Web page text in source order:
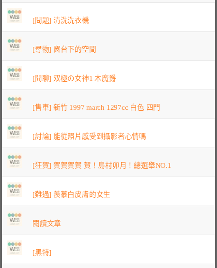
[問題] 清洗洗衣機
[尋物] 窗台下的空間
[閒聊] 双極の女神1 木魔爵
[售車] 新竹 1997 march 1297cc 白色 四門
[討論] 能從照片感受到攝影者心情嗎
[狂賀] 賀賀賀賀 賀！島村卯月！總選舉NO.1
[難過] 羨慕白皮膚的女生
閱讀文章
[黑特]